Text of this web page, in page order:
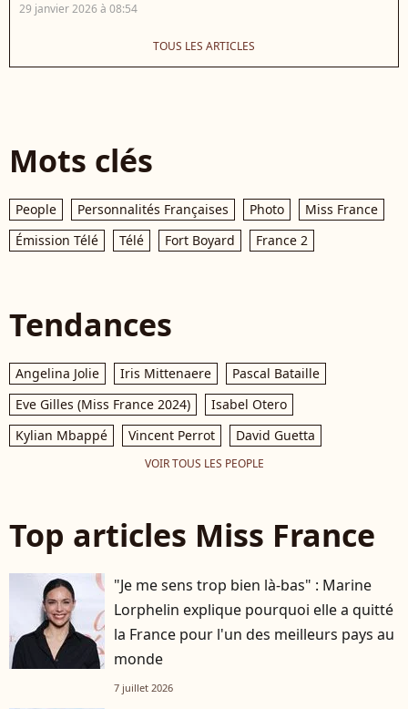
29 janvier 2026 à 08:54
TOUS LES ARTICLES
Mots clés
People Personnalités Françaises Photo
Miss France
Émission Télé
Télé Fort Boyard France 2
Tendances
Angelina Jolie Iris Mittenaere
Pascal Bataille
Eve Gilles (Miss France 2024)
Isabel Otero
Kylian Mbappé
Vincent Perrot David Guetta
VOIR TOUS LES PEOPLE
Top articles Miss France
"Je me sens trop bien là-bas" : Marine
Lorphelin explique pourquoi elle a quitté
la France pour l'un des meilleurs pays au
monde
7 juillet 2026